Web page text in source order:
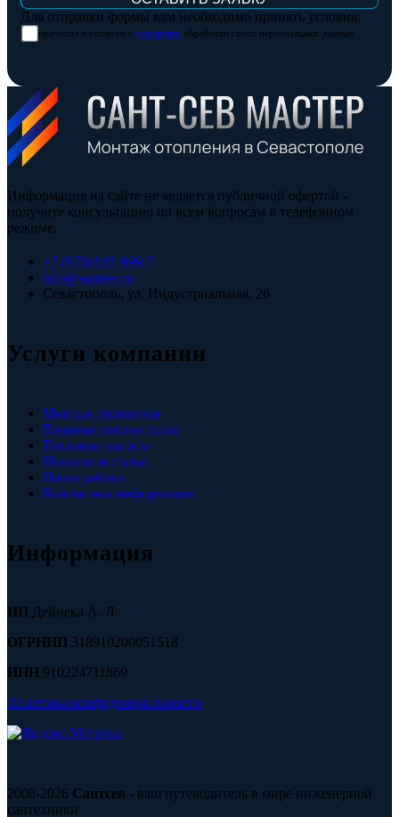
Для отправки формы вам необходимо принять условия:
прочитал и согласен с условиями обработки своих персональных данных
Информация на сайте не является публичной офертой -
получите консультацию по всем вопросам в телефонном
режиме.
+7 (978) 515-999-7
info@santsev.ru
Севастополь, ул. Индустриальная, 26
Услуги компании
Монтаж отопления
Водяные теплые полы
Тепловые насосы
Новости и статьи
Наши работы
Контактная информация
Информация
ИП Дейнека А. Л.
ОГРНИП 318910200051518
ИНН 910224711869
Политика конфиденциальности
2008-2026 Сантсев - ваш путеводитель в мире инженерной
сантехники